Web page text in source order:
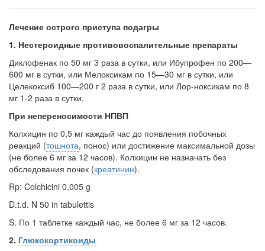
Лечение острого приступа подагры
1. Нестероидные противовоспалительные препараты
Диклофенак по 50 мг 3 раза в сутки, или Ибупрофен по 200—
600 мг в сутки, или Мелоксикам по 15—30 мг в сут­ки, или
Целекоксиб 100—200 г 2 раза в сутки, или Лор-ноксикам по 8
мг 1-2 раза в сутки.
При непереносимости НПВП
Колхицин по 0,5 мг каждый час до появления побоч­ных
реакций (тошнота, понос) или достижение максималь­ной дозы
(не более 6 мг за 12 часов). Колхицин не назна­чать без
обследования почек (креатинин).
Rp: Colchicini 0,005 g
D.t.d. N 50 in tabulettis
S. По 1 таблетке каждый час, не более 6 мг за 12 часов.
2. Глюкокортикоиды